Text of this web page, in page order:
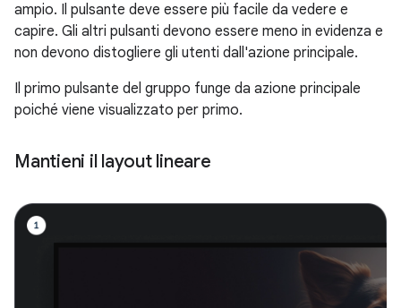
ampio. Il pulsante deve essere più facile da vedere e
capire. Gli altri pulsanti devono essere meno in evidenza e
non devono distogliere gli utenti dall'azione principale.
Il primo pulsante del gruppo funge da azione principale
poiché viene visualizzato per primo.
Mantieni il layout lineare